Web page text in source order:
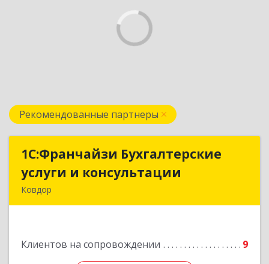
Рекомендованные партнеры
1С:Франчайзи Бухгалтерские
услуги и консультации
Ковдор
Клиентов на сопровождении 9
1С:Франчайзи Бухгалтерские
услуги и консультации